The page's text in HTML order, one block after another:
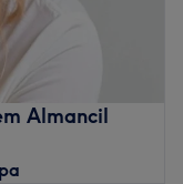
Almancil